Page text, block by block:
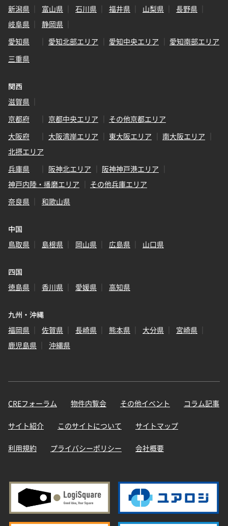
新潟県
富山県 石川県 福井県 山梨県
長野県
岐阜県
静岡県
愛知県
愛知北部エリア 愛知中央エリア
愛知南部エリア
三重県
関西
滋賀県
京都府
京都中央エリア
その他京都エリア
大阪府
大阪湾岸エリア 東大阪エリア
南大阪エリア
北摂エリア
兵庫県
阪神北エリア
阪神神戸港エリア
神戸内陸・播磨エリア
その他兵庫エリア
奈良県
和歌山県
中国
鳥取県
島根県 岡山県 広島県 山口県
四国
徳島県
香川県 愛媛県 高知県
九州・沖縄
福岡県
佐賀県 長崎県 熊本県 大分県
宮崎県
鹿児島県
沖縄県
CREフォーラム 物件内覧会 その他イベント コラム記事
サイト紹介 このサイトについて サイトマップ
利用規約 プライバシーポリシー 会社概要